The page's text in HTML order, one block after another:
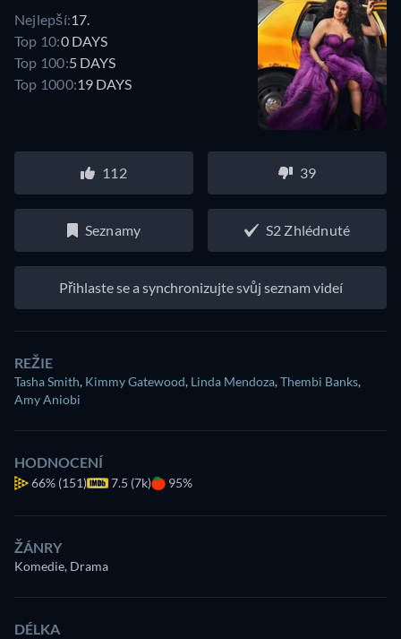
Nejlepší:17.
Top 10:0 DAYS
Top 100:5 DAYS
Top 1000:19 DAYS
112 39
Seznamy S2 Zhlédnuté
Přihlaste se a synchronizujte svůj seznam videí
REŽIE
Tasha Smith, Kimmy Gatewood, Linda Mendoza,Thembi Banks,
Amy Aniobi
HODNOCENÍ
66% (151) 7.5 (7k) 95%
ŽÁNRY
Komedie, Drama
DÉLKA